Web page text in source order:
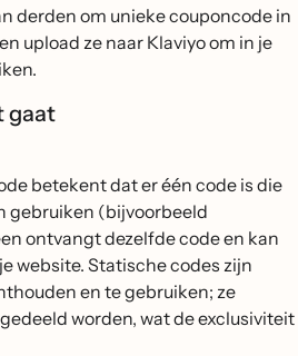
derden om unieke couponcode in
upload ze naar Klaviyo om in je
gaat
betekent dat er één code is die
gebruiken (bijvoorbeeld
ontvangt dezelfde code en kan
website. Statische codes zijn
en te gebruiken; ze
worden, wat de exclusiviteit